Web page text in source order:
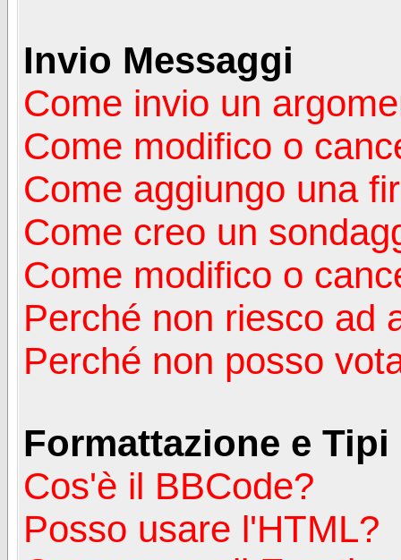
Invio Messaggi
Come invio un
Come modifico o
Come aggiungo una
Come creo un
Come modifico o
Perché non riesco ad
Perché non posso
Formattazione e
Cos'è il BBCode?
Posso usare l'HTML?